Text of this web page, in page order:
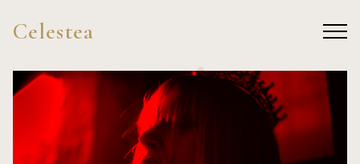
Celestea